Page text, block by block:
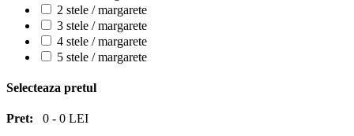
2 stele / margarete
3 stele / margarete
4 stele / margarete
5 stele / margarete
Selecteaza pretul
Pret: 0 - 0 LEI